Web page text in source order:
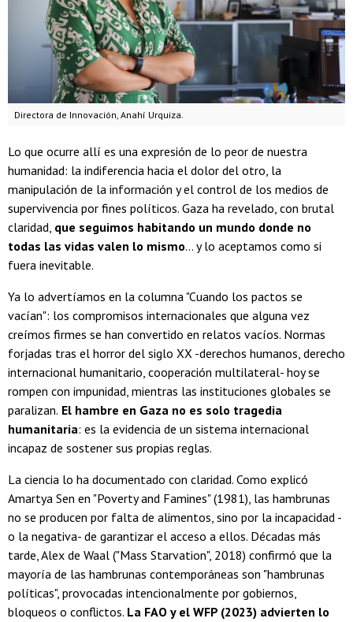
Directora de Innovación, Anahí Urquiza.
Lo que ocurre allí es una expresión de lo peor de nuestra
humanidad: la indiferencia hacia el dolor del otro, la
manipulación de la información y el control de los medios de
supervivencia por fines políticos. Gaza ha revelado, con brutal
claridad, que seguimos habitando un mundo donde no
todas las vidas valen lo mismo... y lo aceptamos como si
fuera inevitable.
Ya lo advertíamos en la columna "Cuando los pactos se
vacían": los compromisos internacionales que alguna vez
creímos firmes se han convertido en relatos vacíos. Normas
forjadas tras el horror del siglo XX -derechos humanos, derecho
internacional humanitario, cooperación multilateral- hoy se
rompen con impunidad, mientras las instituciones globales se
paralizan. El hambre en Gaza no es solo tragedia
humanitaria: es la evidencia de un sistema internacional
incapaz de sostener sus propias reglas.
La ciencia lo ha documentado con claridad. Como explicó
Amartya Sen en "Poverty and Famines" (1981), las hambrunas
no se producen por falta de alimentos, sino por la incapacidad -
o la negativa- de garantizar el acceso a ellos. Décadas más
tarde, Alex de Waal ("Mass Starvation", 2018) confirmó que la
mayoría de las hambrunas contemporáneas son "hambrunas
políticas", provocadas intencionalmente por gobiernos,
bloqueos o conflictos. La FAO y el WFP (2023) advierten lo